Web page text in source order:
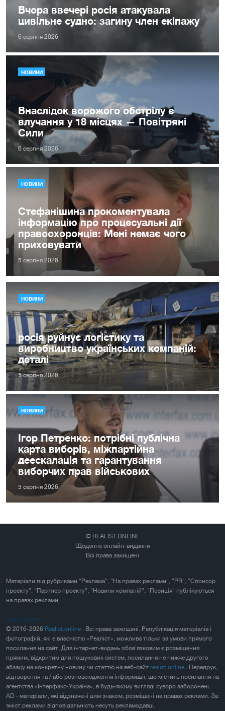
Вчора ввечері росія атакувала
цивільне судно: загину член екіпажу
6 серпня 2026
НОВИНИ
Внаслідок ворожого обстрілу є
влучання у 18 місцях — Повітряні
Сили
6 серпня 2026
НОВИНИ
Стефанішина прокоментувала
інформацію про процесуальні дії
правоохоронців: Мені немає чого
приховувати
5 серпня 2026
НОВИНИ
росія руйнує логістику та
виробництво українських компаній:
деталі
5 серпня 2026
НОВИНИ
Ігор Петренко: потрібні публічна
карта виборів, міжпартійна
деескалація та гарантування
виборчих прав військових
5 серпня 2026
© REALIST.ONLINE
Щоденне онлайн-видання
Всі права захищені
Матеріали під рубриками "Реклама", "На правах реклами", "PR", "Спонсор
проекту", "Партнер проекту", "Новини компаній", "Позиція" публікуються
на правах реклами
Карта сайта
© 2016-2026 Realist.online . Всі права захищені. Републікація матеріалів і
фотографій, які є власністю «Реаліст», можлива тільки за умови прямого
посилання на сайт. Для інтернет-видань обов'язковим є розміщення
прямим, відкритим для пошукових систем, посилання не нижче другого
абзацу на конкретну новину чи статтю на веб-сайт realist.online . Передрук,
відтворення та / або розповсюдження інформації, що містить посилання на
агентства «Інтерфакс-Україна», в будь-якому вигляді суворо заборонені.
AD - матеріали, які відзначені цим знаком, розміщені на правах реклами. За
зміст реклами відповідальність несуть рекламодавці.